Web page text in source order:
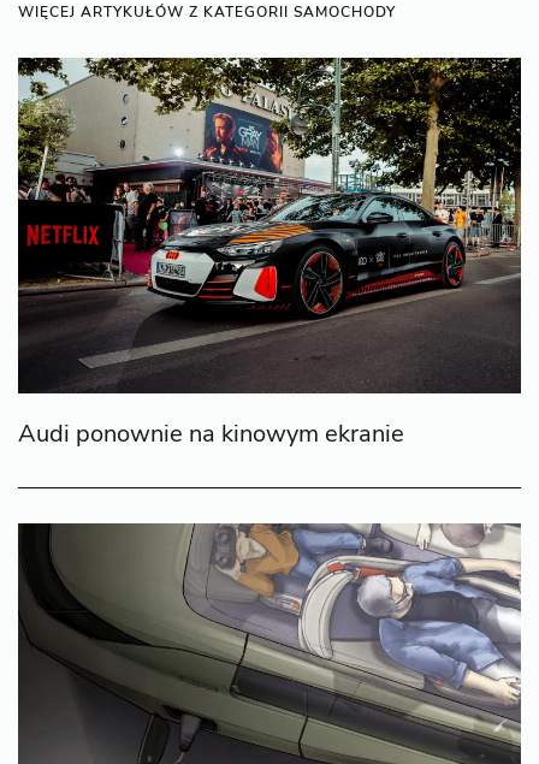
WIĘCEJ ARTYKUŁÓW Z KATEGORII SAMOCHODY
Audi ponownie na kinowym ekranie